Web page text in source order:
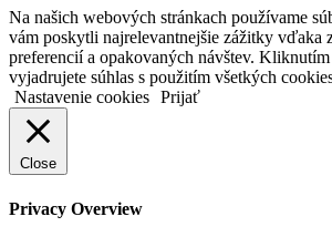
Na našich webových stránkach používame
vám poskytli najrelevantnejšie zážitky vďaka
preferencií a opakovaných návštev.
vyjadrujete súhlas s použitím všetkých
Nastavenie cookies Prijať
Close
Privacy Overview